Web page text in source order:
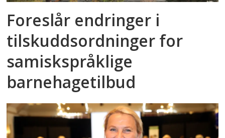
Foreslår endringer i
tilskuddsordninger for
samiskspråklige
barnehagetilbud